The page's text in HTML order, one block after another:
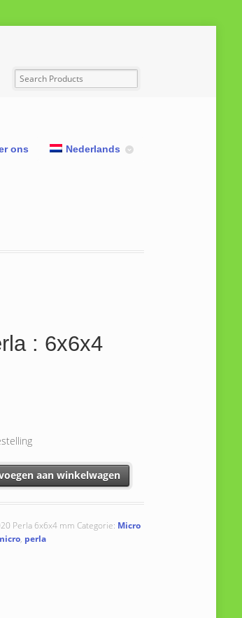
ons Nederlands
: 6x6x4
aantal aan winkelwagen
Perla 6x6x4 mm Categorie: Micro
, perla